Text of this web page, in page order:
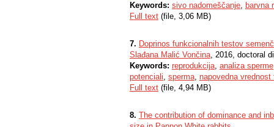
Keywords: sivo nadomeščanje, barvna
Full text (file, 3,06 MB)
7. Doprinos funkcionalnih testov
Slađana Malić Vončina, 2016, doctoral
Keywords: reprodukcija, analiza sperme
potenciali, sperma, napovedna vrednost
Full text (file, 4,94 MB)
8. The contribution of dominance and